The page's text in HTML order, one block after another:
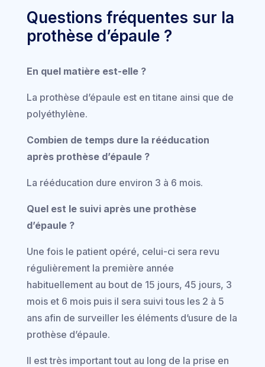
Questions fréquentes sur la
prothèse d’épaule ?
En quel matière est-elle ?
La prothèse d’épaule est en titane ainsi que de
polyéthylène.
Combien de temps dure la rééducation
après prothèse d’épaule ?
La rééducation dure environ 3 à 6 mois.
Quel est le suivi après une prothèse
d’épaule ?
Une fois le patient opéré, celui-ci sera revu
régulièrement la première année
habituellement au bout de 15 jours, 45 jours, 3
mois et 6 mois puis il sera suivi tous les 2 à 5
ans afin de surveiller les éléments d’usure de la
prothèse d’épaule.
Il est très important tout au long de la prise en